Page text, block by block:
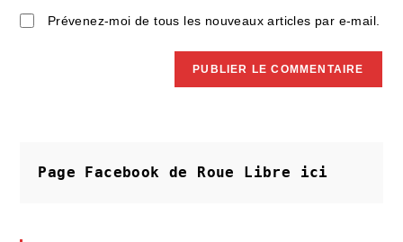
Prévenez-moi de tous les nouveaux articles par e-mail.
Page Facebook de Roue Libre ici